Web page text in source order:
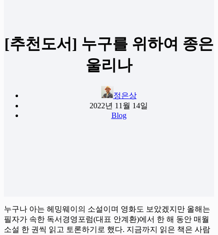
[추천도서] 누구를 위하여 종은
울리나
정은상
2022년 11월 14일
Blog
누구나 아는 헤밍웨이의 소설이며 영화도 보았겠지만 올해는
필자가 속한 독서경영포럼(대표 안계환)에서 한 해 동안 매월
소설 한 권씩 읽고 토론하기로 했다. 지금까지 읽은 책은 사람